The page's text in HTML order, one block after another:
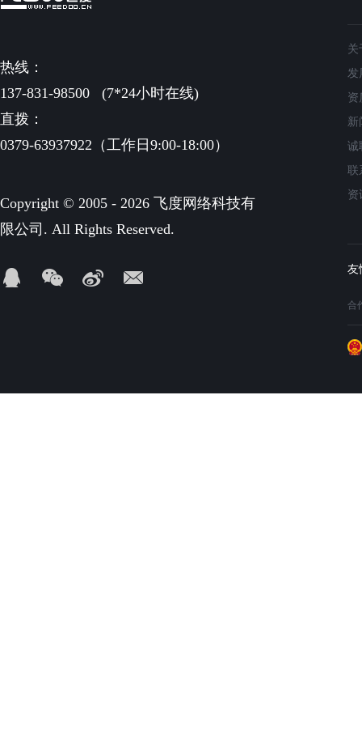
热线：
137-831-98500
(7*24小时在线)
直拨：
0379-63937922（工作日9:00-18:00）
Copyright © 2005 - 2026 飞度网络科技有
限公司. All Rights Reserved.
关
发
资
新
诚
联
资
合